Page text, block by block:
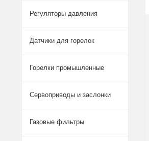
Регуляторы давления
Датчики для горелок
Горелки промышленные
Сервоприводы и заслонки
Газовые фильтры